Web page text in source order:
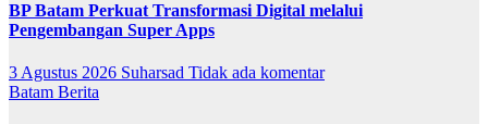
BP Batam Perkuat Transformasi Digital melalui
Pengembangan Super Apps
3 Agustus 2026 Suharsad Tidak ada komentar
Batam Berita